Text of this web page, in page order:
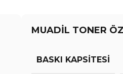
MUADİL TONER
BASKI KAPSITESI